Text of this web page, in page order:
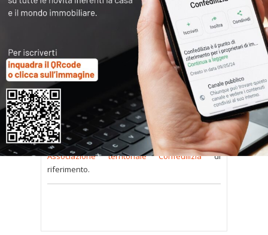
L’accesso al contenuto
completo è riservato ai
soli utenti abilitati.
Tutti i documenti presenti nelle Banche dati
sonoa disposizione dei soci ma per poterli
consultare occorre
inserire i dati di accesso
nel modulo a destra della pagina
Se non possiedi nome utente e password
oppure li haismarriti richiedili alla tua
Associazione territoriale Confediliziadi
riferimento.